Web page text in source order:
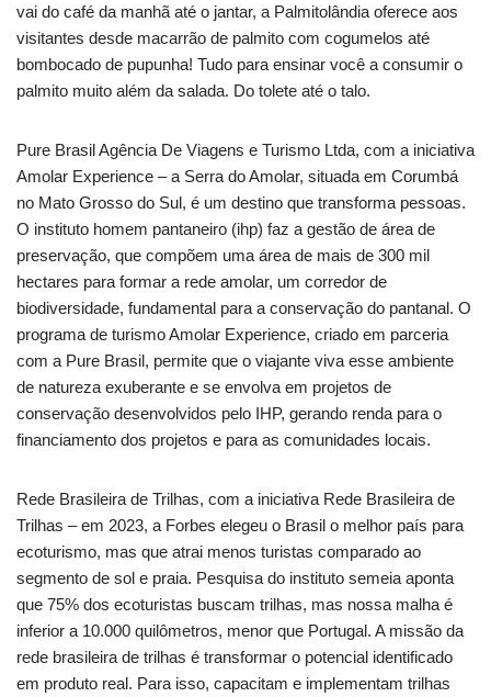
vai do café da manhã até o jantar, a Palmitolândia oferece aos
visitantes desde macarrão de palmito com cogumelos até
bombocado de pupunha! Tudo para ensinar você a consumir o
palmito muito além da salada. Do tolete até o talo.
Pure Brasil Agência De Viagens e Turismo Ltda, com a iniciativa
Amolar Experience – a Serra do Amolar, situada em Corumbá
no Mato Grosso do Sul, é um destino que transforma pessoas.
O instituto homem pantaneiro (ihp) faz a gestão de área de
preservação, que compõem uma área de mais de 300 mil
hectares para formar a rede amolar, um corredor de
biodiversidade, fundamental para a conservação do pantanal. O
programa de turismo Amolar Experience, criado em parceria
com a Pure Brasil, permite que o viajante viva esse ambiente
de natureza exuberante e se envolva em projetos de
conservação desenvolvidos pelo IHP, gerando renda para o
financiamento dos projetos e para as comunidades locais.
Rede Brasileira de Trilhas, com a iniciativa Rede Brasileira de
Trilhas – em 2023, a Forbes elegeu o Brasil o melhor país para
ecoturismo, mas que atrai menos turistas comparado ao
segmento de sol e praia. Pesquisa do instituto semeia aponta
que 75% dos ecoturistas buscam trilhas, mas nossa malha é
inferior a 10.000 quilômetros, menor que Portugal. A missão da
rede brasileira de trilhas é transformar o potencial identificado
em produto real. Para isso, capacitam e implementam trilhas